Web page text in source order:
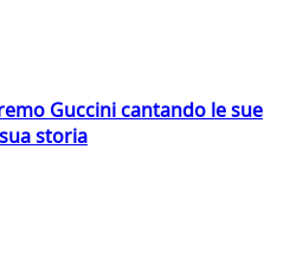
Guccini cantando le sue
storia